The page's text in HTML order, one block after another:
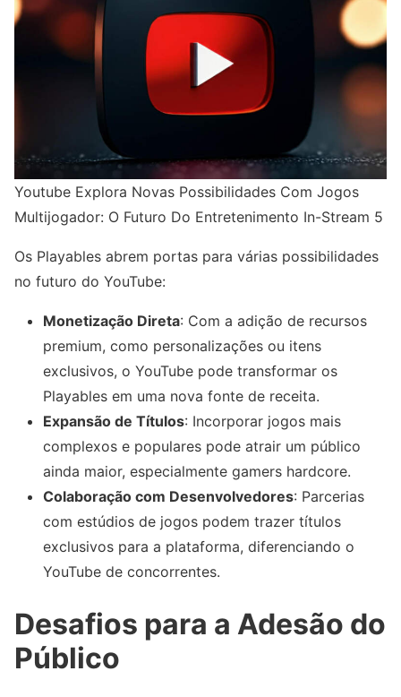
Youtube Explora Novas Possibilidades Com Jogos
Multijogador: O Futuro Do Entretenimento In-Stream 5
Os Playables abrem portas para várias possibilidades
no futuro do YouTube:
Monetização Direta: Com a adição de recursos
premium, como personalizações ou itens
exclusivos, o YouTube pode transformar os
Playables em uma nova fonte de receita.
Expansão de Títulos: Incorporar jogos mais
complexos e populares pode atrair um público
ainda maior, especialmente gamers hardcore.
Colaboração com Desenvolvedores: Parcerias
com estúdios de jogos podem trazer títulos
exclusivos para a plataforma, diferenciando o
YouTube de concorrentes.
Desafios para a Adesão do
Público